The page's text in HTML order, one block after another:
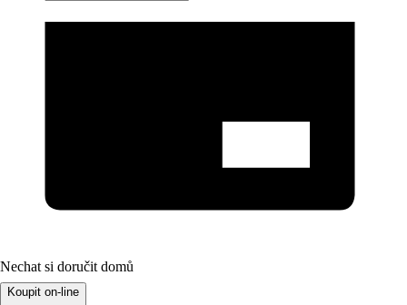
Nechat si doručit domů
Koupit on-line